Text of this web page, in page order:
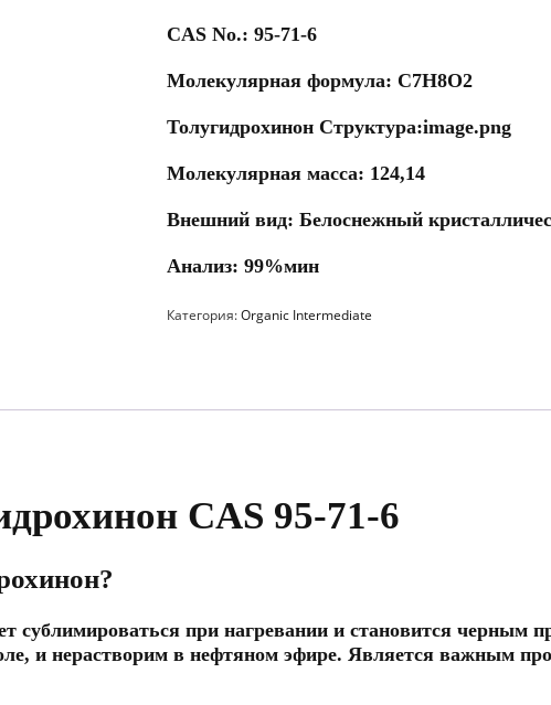
CAS No.: 95-71-6
Молекулярная формула: C7H8O2
Толугидрохинон Структура:image.png
Молекулярная масса: 124,14
Внешний вид: Белоснежный
Анализ: 99%мин
Категория:Organic Intermediate
CAS 95-71-6
при нагревании и становится черным
и нерастворим в нефтяном эфире. Является важным